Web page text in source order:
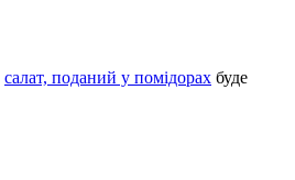
салат, поданий у помідорах буде